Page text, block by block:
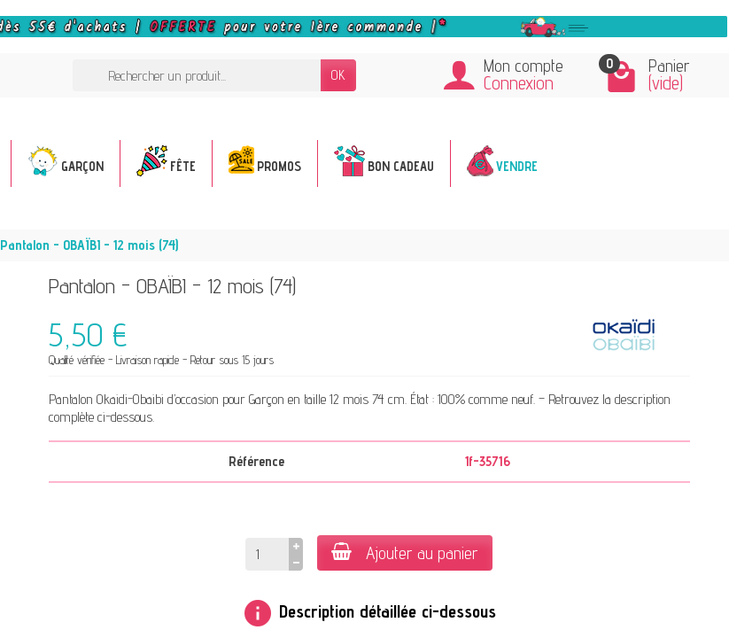
OK Mon compte
Connexion
0 Panier
(vide)
GARÇON FÊTE PROMOS BON CADEAU VENDRE
Pantalon - OBAÏBI - 12 mois (74)
Pantalon - OBAÏBI - 12 mois (74)
5,50 €
Qualité vérifiée - Livraison rapide - Retour sous 15 jours
Pantalon Okaidi-Obaibi d’occasion pour Garçon en taille 12 mois 74 cm. État : 100% comme neuf. – Retrouvez la description
complète ci-dessous.
Référence 1f-35716
Ajouter au panier
info Description détaillée ci-dessous